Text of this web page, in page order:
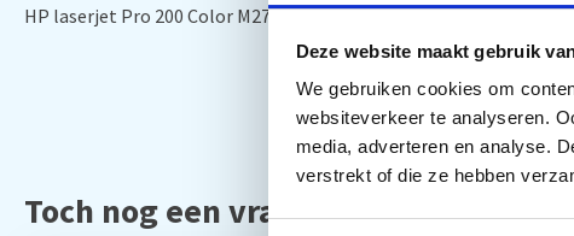
Deze website maakt gebruik
We gebruiken cookies om
websiteverkeer te analyseren.
media, adverteren en analyse.
verstrekt of die ze hebben
HP laserjet Pro 200 Color M276NW
Toch nog een vraag?